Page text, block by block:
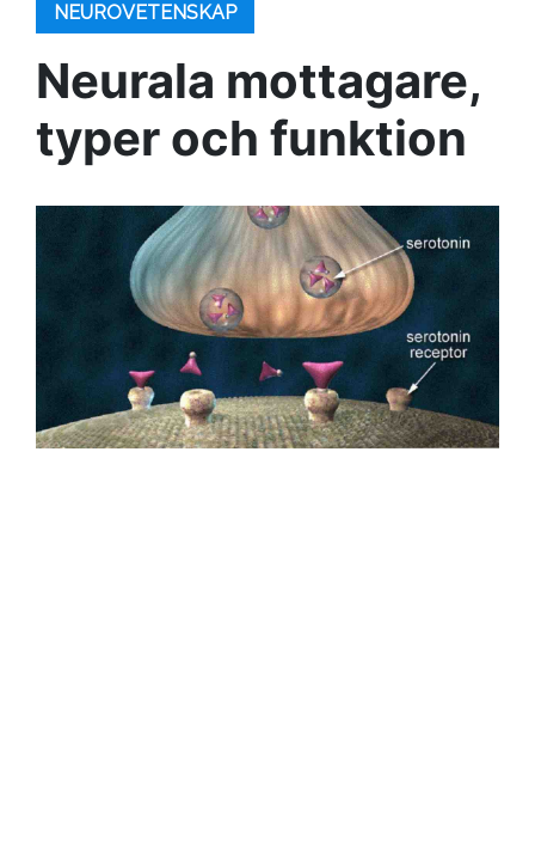
NEUROVETENSKAP
Neurala mottagare,
typer och funktion